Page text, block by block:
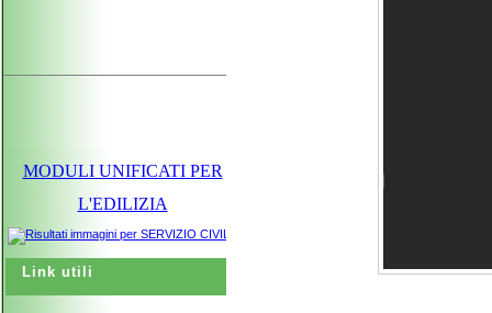
MODULI UNIFICATI PER
L'EDILIZIA
Link utili